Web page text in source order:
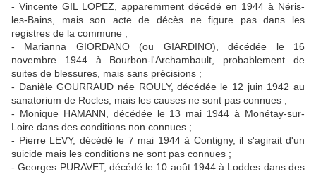
- Vincente GIL LOPEZ, apparemment décédé en 1944 à Néris-
les-Bains, mais son acte de décès ne figure pas dans les
registres de la commune ;
- Marianna GIORDANO (ou GIARDINO), décédée le 16
novembre 1944 à Bourbon-l'Archambault, probablement de
suites de blessures, mais sans précisions ;
- Danièle GOURRAUD née ROULY, décédée le 12 juin 1942 au
sanatorium de Rocles, mais les causes ne sont pas connues ;
- Monique HAMANN, décédée le 13 mai 1944 à Monétay-sur-
Loire dans des conditions non connues ;
- Pierre LEVY, décédé le 7 mai 1944 à Contigny, il s'agirait d'un
suicide mais les conditions ne sont pas connues ;
- Georges PURAVET, décédé le 10 août 1944 à Loddes dans des